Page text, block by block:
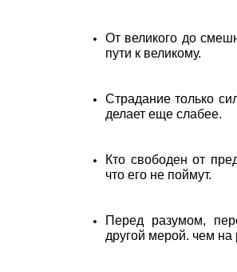
От великого до
пути к великому.
Страдание только
делает еще слабее.
Кто свободен от
что его не поймут.
Перед разумом,
другой мерой. чем